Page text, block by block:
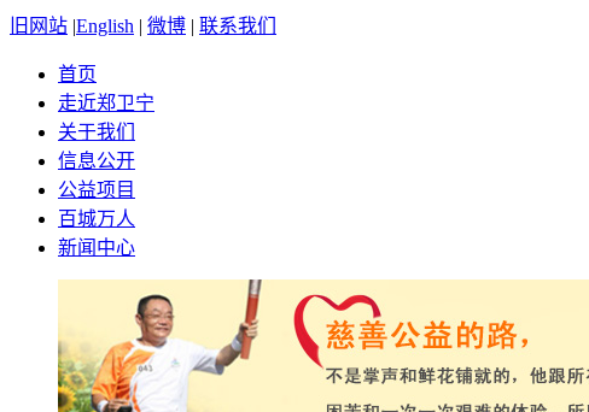
旧网站 |English | 微博 | 联系我们
首页
走近郑卫宁
关于我们
信息公开
公益项目
百城万人
新闻中心